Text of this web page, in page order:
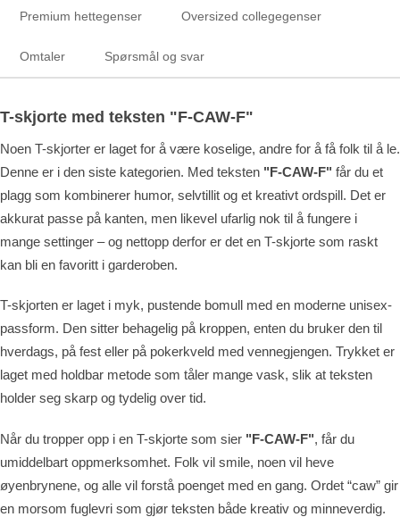
Premium hettegenser Oversized collegegenser
Omtaler Spørsmål og svar
T-skjorte med teksten "F-CAW-F"
Noen T-skjorter er laget for å være koselige, andre for å få folk til å le.
Denne er i den siste kategorien. Med teksten "F-CAW-F" får du et
plagg som kombinerer humor, selvtillit og et kreativt ordspill. Det er
akkurat passe på kanten, men likevel ufarlig nok til å fungere i
mange settinger – og nettopp derfor er det en T-skjorte som raskt
kan bli en favoritt i garderoben.
T-skjorten er laget i myk, pustende bomull med en moderne unisex-
passform. Den sitter behagelig på kroppen, enten du bruker den til
hverdags, på fest eller på pokerkveld med vennegjengen. Trykket er
laget med holdbar metode som tåler mange vask, slik at teksten
holder seg skarp og tydelig over tid.
Når du tropper opp i en T-skjorte som sier "F-CAW-F", får du
umiddelbart oppmerksomhet. Folk vil smile, noen vil heve
øyenbrynene, og alle vil forstå poenget med en gang. Ordet “caw” gir
en morsom fuglevri som gjør teksten både kreativ og minneverdig.